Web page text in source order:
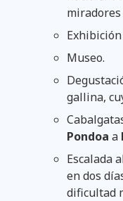
Museo.
gallina,
Pondoa a
Escalada
en dos
dificultad